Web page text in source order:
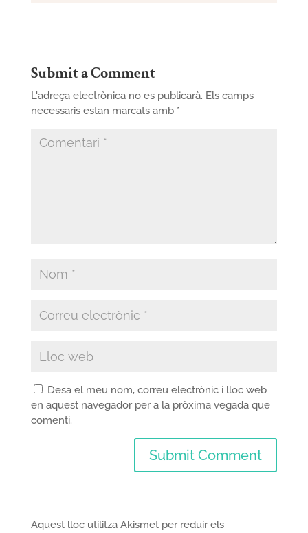
Submit a Comment
L'adreça electrònica no es publicarà. Els camps
necessaris estan marcats amb *
Desa el meu nom, correu electrònic i lloc web
en aquest navegador per a la pròxima vegada que
comenti.
Aquest lloc utilitza Akismet per reduir els